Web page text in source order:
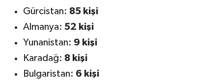
Gürcistan: 85 kişi
Almanya: 52 kişi
Yunanistan: 9 kişi
Karadağ: 8 kişi
Bulgaristan: 6 kişi